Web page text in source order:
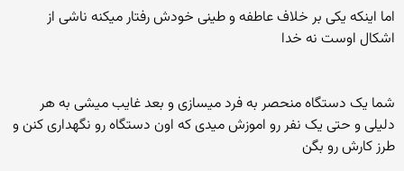
اما اینکه یکی بر خلاف عاطفه و طینی خودش رفتار میکنه ناشی از
اشکال اوست نه خدا
شما یک دستگاه منحصر به فرد میسازی و بعد غایب میشی به هر
دلیلی و حتی یک نفر رو اموزش میدی که اون دستگاه رو نگهداری کنن و
طرز کارش رو بگن